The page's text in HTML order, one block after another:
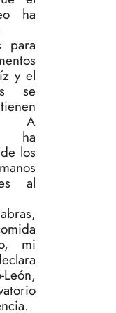
ha
para
y el
se
A
ha
los
al
mi